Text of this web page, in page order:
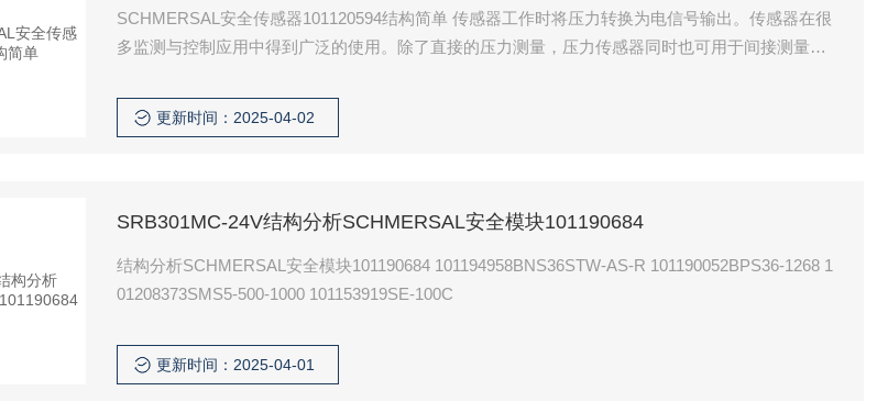
SCHMERSAL安全传感器101120594结构简单 传感器工作时将压力转换为电信号输出。传感器在很
多监测与控制应用中得到广泛的使用。除了直接的压力测量，压力传感器同时也可用于间接测量其
更新时间：2025-04-02
SRB301MC-24V结构分析SCHMERSAL安全模块101190684
结构分析SCHMERSAL安全模块101190684 101194958BNS36STW-AS-R 101190052BPS36-1268 1
01208373SMS5-500-1000 101153919SE-100C
更新时间：2025-04-01